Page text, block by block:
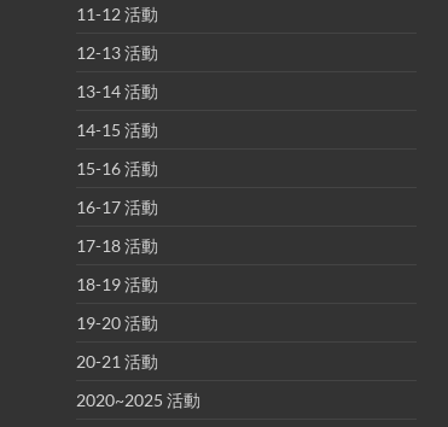
11-12 活動
12-13 活動
13-14 活動
14-15 活動
15-16 活動
16-17 活動
17-18 活動
18-19 活動
19-20 活動
20-21 活動
2020~2025 活動